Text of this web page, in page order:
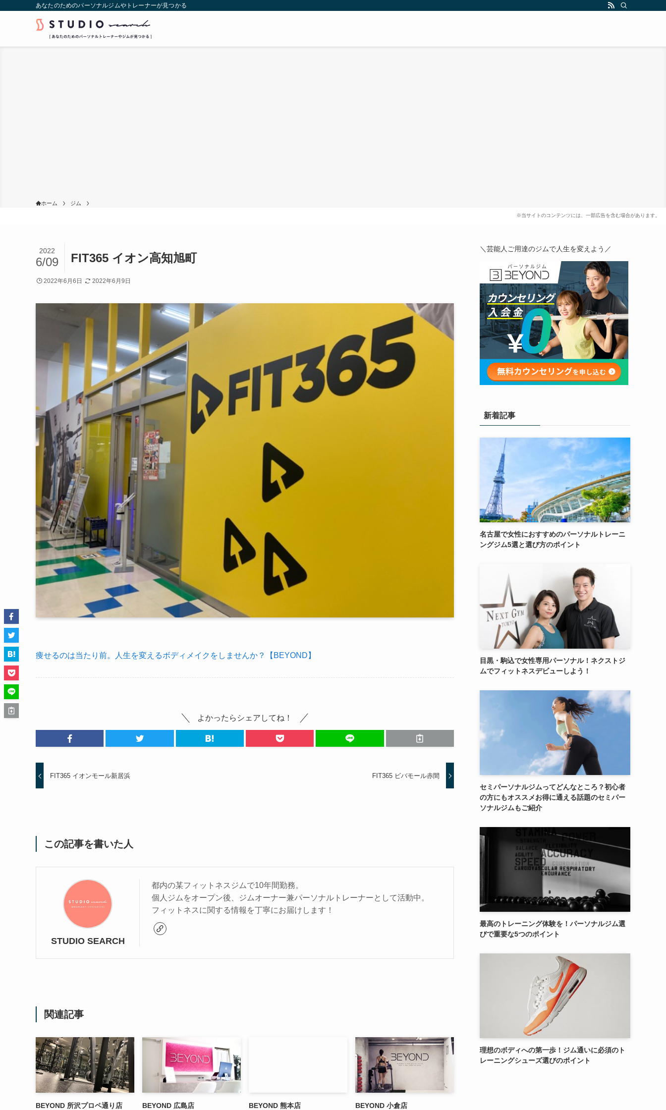
あなたのためのパーソナルジムやトレーナーが見つかる
ホーム ジム
FIT365 イオン高知旭町
2022
6/09
2022年6月6日 2022年6月9日
痩せるのは当たり前。人生を変えるボディメイクをしませんか？【BEYOND】
よかったらシェアしてね！
FIT365 イオンモール新居浜 FIT365 ビバモール赤間
この記事を書いた人
STUDIO SEARCH
都内の某フィットネスジムで10年間勤務。
個人ジムをオープン後、ジムオーナー兼パーソナルトレーナーとして活動中。
フィットネスに関する情報を丁寧にお届けします！
関連記事
BEYOND 所沢プロペ通り店 BEYOND 広島店 BEYOND 熊本店 BEYOND 小倉店
＼芸能人ご用達のジムで人生を変えよう／
新着記事
名古屋で女性におすすめのパーソナルトレーニ
ングジム5選と選び方のポイント
目黒・駒込で女性専用パーソナル！ネクストジ
ムでフィットネスデビューしよう！
セミパーソナルジムってどんなところ？初心者
の方にもオススメお得に通える話題のセミパー
ソナルジムもご紹介
最高のトレーニング体験を！パーソナルジム選
びで重要な5つのポイント
理想のボディへの第一歩！ジム通いに必須のト
レーニングシューズ選びのポイント